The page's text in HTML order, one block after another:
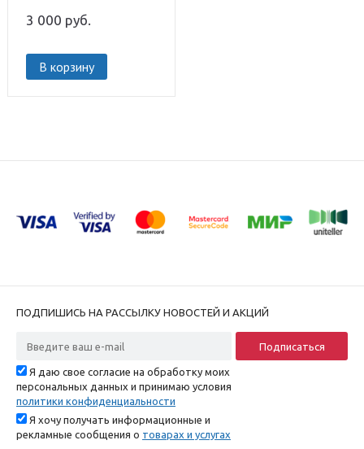
3 000 руб.
В корзину
ПОДПИШИСЬ НА РАССЫЛКУ НОВОСТЕЙ И АКЦИЙ
Я даю свое согласие на обработку моих
персональных данных и принимаю условия
политики конфиденциальности
Я хочу получать информационные и
рекламные сообщения о товарах и услугах